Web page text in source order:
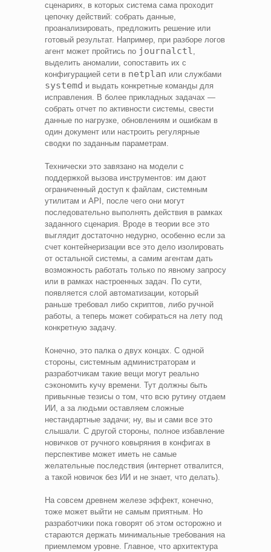
сценариях, в которых система сама проходит
цепочку действий: собрать данные,
проанализировать, предложить решение или
готовый результат. Например, при разборе логов
агент может пройтись по journalctl,
выделить аномалии, сопоставить их с
конфигурацией сети в netplan или службами
systemd и выдать конкретные команды для
исправления. В более прикладных задачах —
собрать отчет по активности системы, свести
данные по нагрузке, обновлениям и ошибкам в
один документ или настроить регулярные
сводки по заданным параметрам.
Технически это завязано на модели с
поддержкой вызова инструментов: им дают
ограниченный доступ к файлам, системным
утилитам и API, после чего они могут
последовательно выполнять действия в рамках
заданного сценария. Вроде в теории все это
выглядит достаточно недурно, особенно если за
счет контейнеризации все это дело изолировать
от остальной системы, а самим агентам дать
возможность работать только по явному запросу
или в рамках настроенных задач. По сути,
появляется слой автоматизации, который
раньше требовал либо скриптов, либо ручной
работы, а теперь может собираться на лету под
конкретную задачу.
Конечно, это палка о двух концах. С одной
стороны, системным администраторам и
разработчикам такие вещи могут реально
сэкономить кучу времени. Тут должны быть
привычные тезисы о том, что всю рутину отдаем
ИИ, а за людьми оставляем сложные
нестандартные задачи; ну, вы и сами все это
слышали. С другой стороны, полное избавление
новичков от ручного ковыряния в конфигах в
перспективе может иметь не самые
желательные последствия (интернет отвалится,
а такой новичок без ИИ и не знает, что делать).
На совсем древнем железе эффект, конечно,
тоже может выйти не самым приятным. Но
разработчики пока говорят об этом осторожно и
стараются держать минимальные требования на
приемлемом уровне. Главное, что архитектура